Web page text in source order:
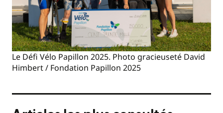
Le Défi Vélo Papillon 2025. Photo gracieuseté David
Himbert / Fondation Papillon 2025